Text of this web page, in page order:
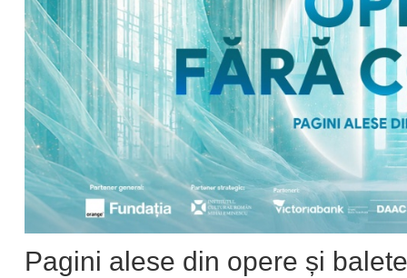
Pagini alese din opere și balete